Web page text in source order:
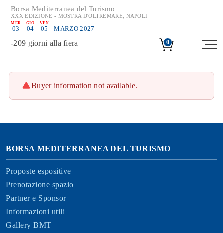
Borsa Mediterranea del Turismo
XXX EDIZIONE - MOSTRA D'OLTREMARE, NAPOLI
MER
03
GIO
04
VEN
05 MARZO 2027
-209 giorni alla fiera 0
Buyer information not available.
BORSA MEDITERRANEA DEL TURISMO
Proposte espositive
Prenotazione spazio
Partner e Sponsor
Informazioni utili
Gallery BMT